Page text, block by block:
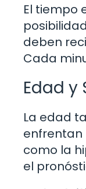
El tiempo
deben
Cada
Edad y
La edad
enfrentan
como la
el